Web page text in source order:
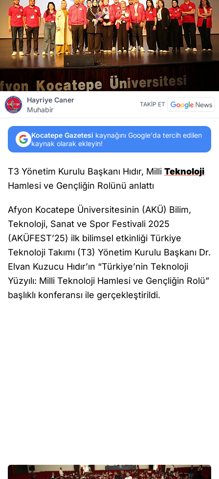
Hayriye Caner
Muhabir
TAKİP ET
Kocatepe Gazetesi kaynağını Google'da tercih edilen
kaynak olarak ekleyin!
T3 Yönetim Kurulu Başkanı Hıdır, Milli Teknoloji
Hamlesi ve Gençliğin Rolünü anlattı
Afyon Kocatepe Üniversitesinin (AKÜ) Bilim,
Teknoloji, Sanat ve Spor Festivali 2025
(AKÜFEST’25) ilk bilimsel etkinliği Türkiye
Teknoloji Takımı (T3) Yönetim Kurulu Başkanı Dr.
Elvan Kuzucu Hıdır’ın “Türkiye’nin Teknoloji
Yüzyılı: Milli Teknoloji Hamlesi ve Gençliğin Rolü”
başlıklı konferansı ile gerçekleştirildi.